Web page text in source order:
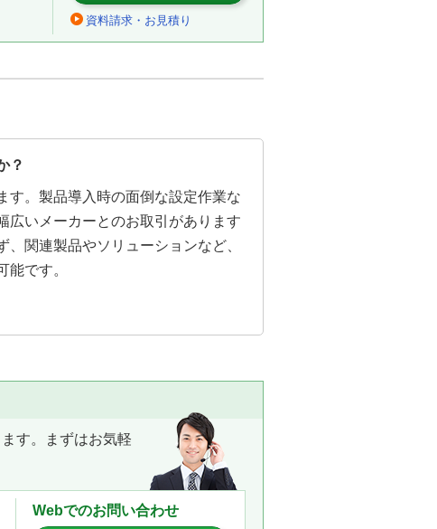
資料請求・お見積り
？
す。製品導入時の面倒な設定作業な
広いメーカーとのお取引があります
関連製品やソリューションなど、
です。
す。まずはお気軽
Webでのお問い合わせ